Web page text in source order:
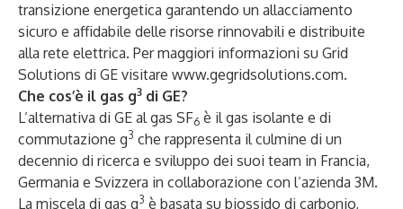
transizione energetica garantendo un allacciamento
sicuro e affidabile delle risorse rinnovabili e distribuite
alla rete elettrica. Per maggiori informazioni su Grid
Solutions di GE visitare www.gegridsolutions.com.
Che cos’è il gas g3 di GE?
L’alternativa di GE al gas SF6 è il gas isolante e di
commutazione g3 che rappresenta il culmine di un
decennio di ricerca e sviluppo dei suoi team in Francia,
Germania e Svizzera in collaborazione con l’azienda 3M.
La miscela di gas g3 è basata su biossido di carbonio,